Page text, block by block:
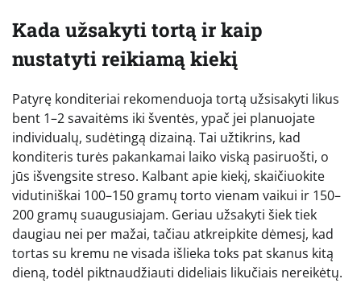
Kada užsakyti tortą ir kaip
nustatyti reikiamą kiekį
Patyrę konditeriai rekomenduoja tortą užsisakyti likus
bent 1–2 savaitėms iki šventės, ypač jei planuojate
individualų, sudėtingą dizainą. Tai užtikrins, kad
konditeris turės pakankamai laiko viską pasiruošti, o
jūs išvengsite streso. Kalbant apie kiekį, skaičiuokite
vidutiniškai 100–150 gramų torto vienam vaikui ir 150–
200 gramų suaugusiajam. Geriau užsakyti šiek tiek
daugiau nei per mažai, tačiau atkreipkite dėmesį, kad
tortas su kremu ne visada išlieka toks pat skanus kitą
dieną, todėl piktnaudžiauti dideliais likučiais nereikėtų.